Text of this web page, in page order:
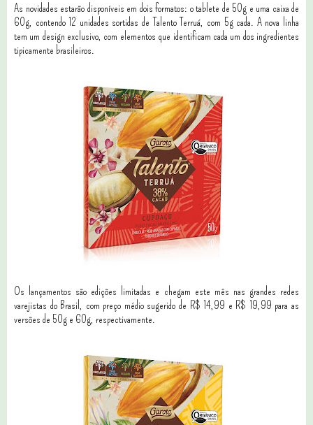
As novidades estarão disponíveis em dois formatos: o tablete de 50g e uma caixa de
60g, contendo 12 unidades sortidas de Talento Terruá, com 5g cada. A nova linha
tem um design exclusivo, com elementos que identificam cada um dos ingredientes
tipicamente brasileiros.
Os lançamentos são edições limitadas e chegam este mês nas grandes redes
varejistas do Brasil, com preço médio sugerido de R$ 14,99 e R$ 19,99 para as
versões de 50g e 60g, respectivamente.